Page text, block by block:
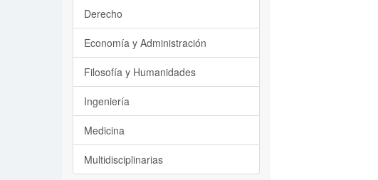
Derecho
Economía y Administración
Filosofía y Humanidades
Ingeniería
Medicina
Multidisciplinarias